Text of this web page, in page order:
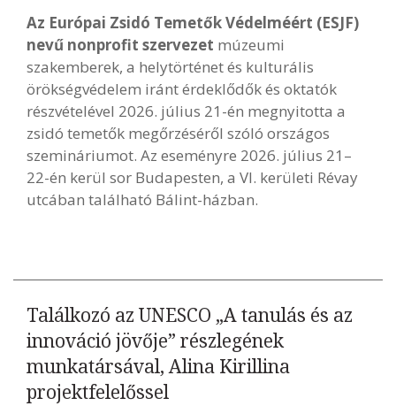
Az Európai Zsidó Temetők Védelméért (ESJF)
nevű nonprofit szervezet múzeumi
szakemberek, a helytörténet és kulturális
örökségvédelem iránt érdeklődők és oktatók
részvételével 2026. július 21-én megnyitotta a
zsidó temetők megőrzéséről szóló országos
szemináriumot. Az eseményre 2026. július 21–
22-én kerül sor Budapesten, a VI. kerületi Révay
utcában található Bálint-házban.
Találkozó az UNESCO „A tanulás és az
innováció jövője” részlegének
munkatársával, Alina Kirillina
projektfelelőssel